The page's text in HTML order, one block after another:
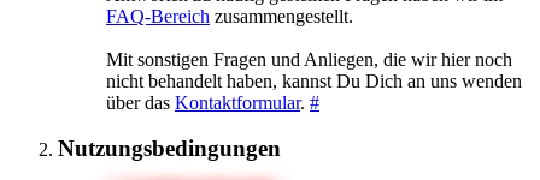
FAQ-Bereich zusammengestellt.
Mit sonstigen Fragen und Anliegen, die wir hier noch
nicht behandelt haben, kannst Du Dich an uns wenden
über das Kontaktformular. #
Nutzungsbedingungen